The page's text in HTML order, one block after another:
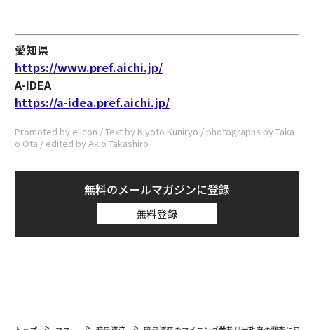
愛知県
https://www.pref.aichi.jp/
A-IDEA
https://a-idea.pref.aichi.jp/
Promoted by eiicon / Text by Kiyoto Kuniryo / photographs by Taka
o Ota / edited by Akio Takashiro
無料のメールマガジンに登録
無料登録